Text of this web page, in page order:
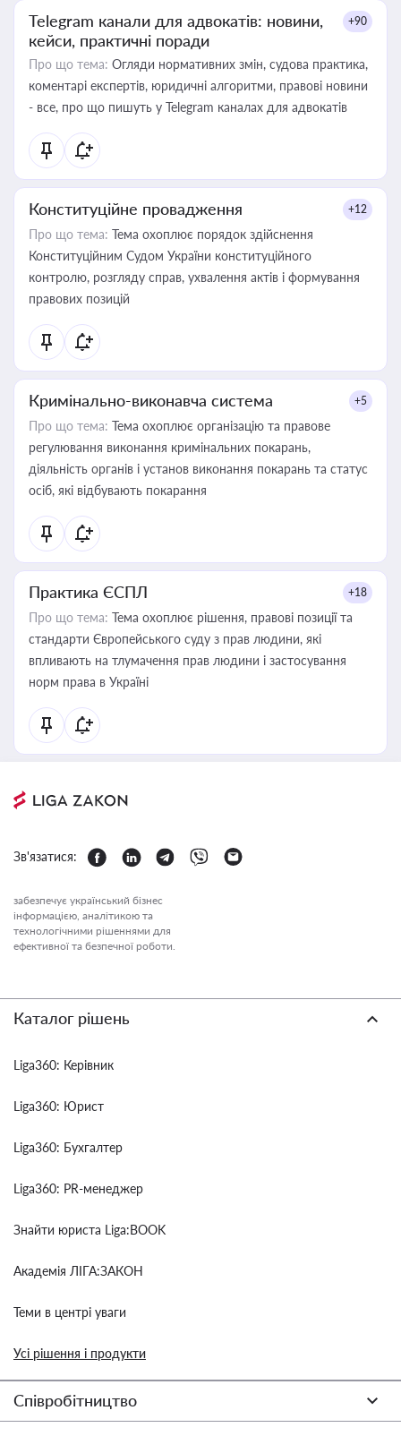
Telegram канали для адвокатів: новини,
кейси, практичні поради
+90
Про що тема: Огляди нормативних змін, судова практика,
коментарі експертів, юридичні алгоритми, правові новини
- все, про що пишуть у Telegram каналах для адвокатів
Конституційне провадження +12
Про що тема: Тема охоплює порядок здійснення
Конституційним Судом України конституційного
контролю, розгляду справ, ухвалення актів і формування
правових позицій
Кримінально-виконавча система +5
Про що тема: Тема охоплює організацію та правове
регулювання виконання кримінальних покарань,
діяльність органів і установ виконання покарань та статус
осіб, які відбувають покарання
Практика ЄСПЛ +18
Про що тема: Тема охоплює рішення, правові позиції та
стандарти Європейського суду з прав людини, які
впливають на тлумачення прав людини і застосування
норм права в Україні
Зв'язатися:
забезпечує український бізнес
інформацією, аналітикою та
технологічними рішеннями для
ефективної та безпечної роботи.
Каталог рішень
Liga360: Керівник
Liga360: Юрист
Liga360: Бухгалтер
Liga360: PR-менеджер
Знайти юриста Liga:BOOK
Академія ЛІГА:ЗАКОН
Теми в центрі уваги
Усі рішення і продукти
Співробітництво